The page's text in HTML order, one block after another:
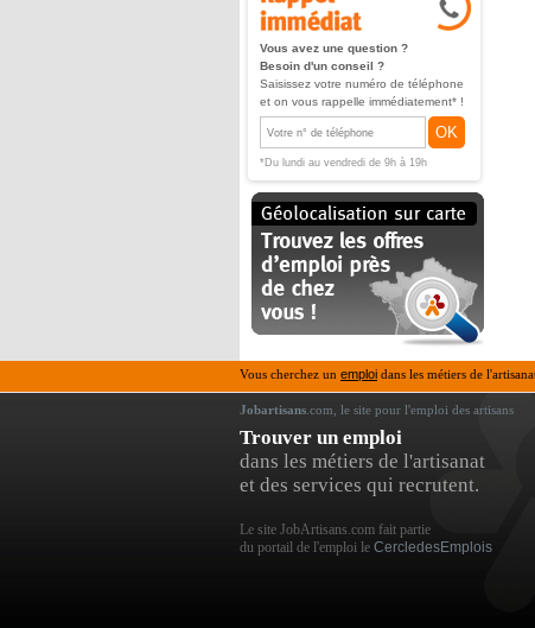
Vous avez une question ?
Besoin d'un conseil ?
Saisissez votre numéro de téléphone
et on vous rappelle immédiatement* !
OK
*Du lundi au vendredi de 9h à 19h
Vous cherchez un emploi dans les métiers de
Jobartisans .com, le site pour l'emploi des artisans
Trouver un emploi
dans les métiers de l'artisanat
et des services qui recrutent.
Le site JobArtisans.com fait partie
du portail de l'emploi le CercledesEmplois